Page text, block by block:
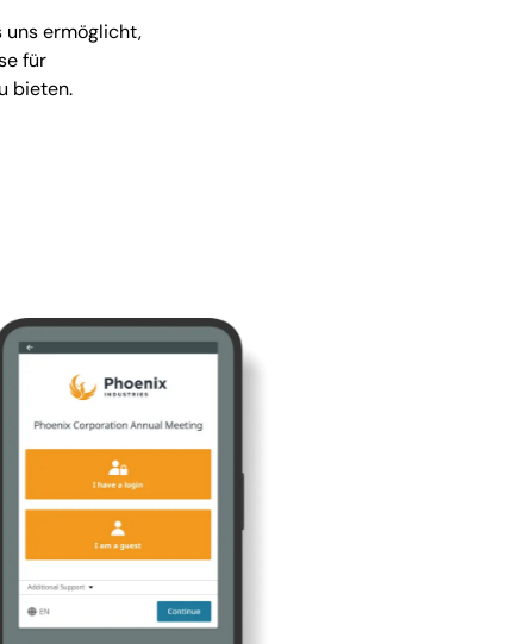
uns ermöglicht,
für
bieten.